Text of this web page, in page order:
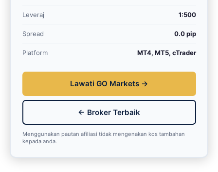
Leveraj 1:500
Spread 0.0 pip
Platform MT4, MT5, cTrader
Lawati GO Markets →
← Broker Terbaik
Menggunakan pautan afiliasi tidak mengenakan kos tambahan
kepada anda.